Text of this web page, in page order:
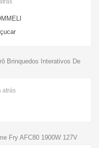
Brinquedos Interativos De
atrás
Fry AFC80 1900W 127V